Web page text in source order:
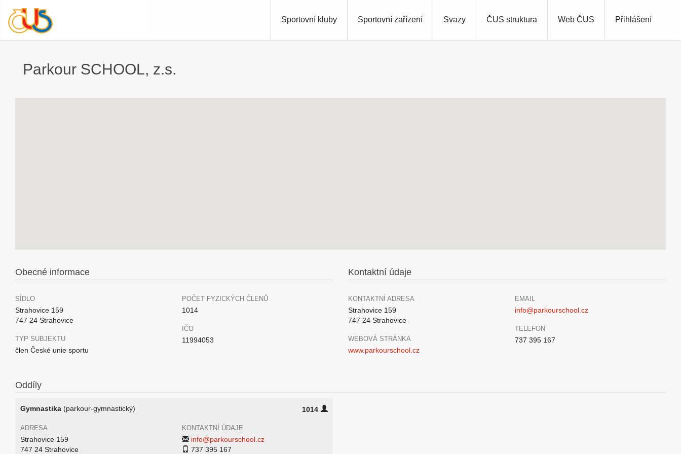
Přihlášení
Sportovní kluby Sportovní zařízení Svazy ČUS struktura Web ČUS
Parkour SCHOOL, z.s.
Obecné informace
SÍDLO
Strahovice 159
747 24 Strahovice
TYP SUBJEKTU
člen České unie sportu
POČET FYZICKÝCH ČLENŮ
1014
IČO
11994053
Kontaktní údaje
KONTAKTNÍ ADRESA
Strahovice 159
747 24 Strahovice
WEBOVÁ STRÁNKA
www.parkourschool.cz
EMAIL
info@parkourschool.cz
TELEFON
737 395 167
Oddíly
Gymnastika (parkour-gymnastický) 1014
ADRESA
Strahovice 159
747 24 Strahovice
KONTAKTNÍ ÚDAJE
info@parkourschool.cz
737 395 167